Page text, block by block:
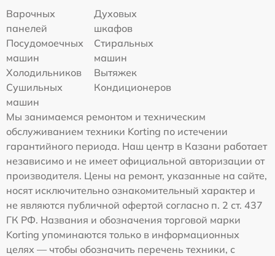
Варочных
панелей
Духовых
шкафов
Посудомоечных
машин
Стиральных
машин
Холодильников
Вытяжек
Сушильных
машин
Кондиционеров
Мы занимаемся ремонтом и техническим
обслуживанием техники Korting по истечении
гарантийного периода. Наш центр в Казани работает
независимо и не имеет официальной авторизации от
производителя. Цены на ремонт, указанные на сайте,
носят исключительно ознакомительный характер и
не являются публичной офертой согласно п. 2 ст. 437
ГК РФ. Названия и обозначения торговой марки
Korting упоминаются только в информационных
целях — чтобы обозначить перечень техники, с